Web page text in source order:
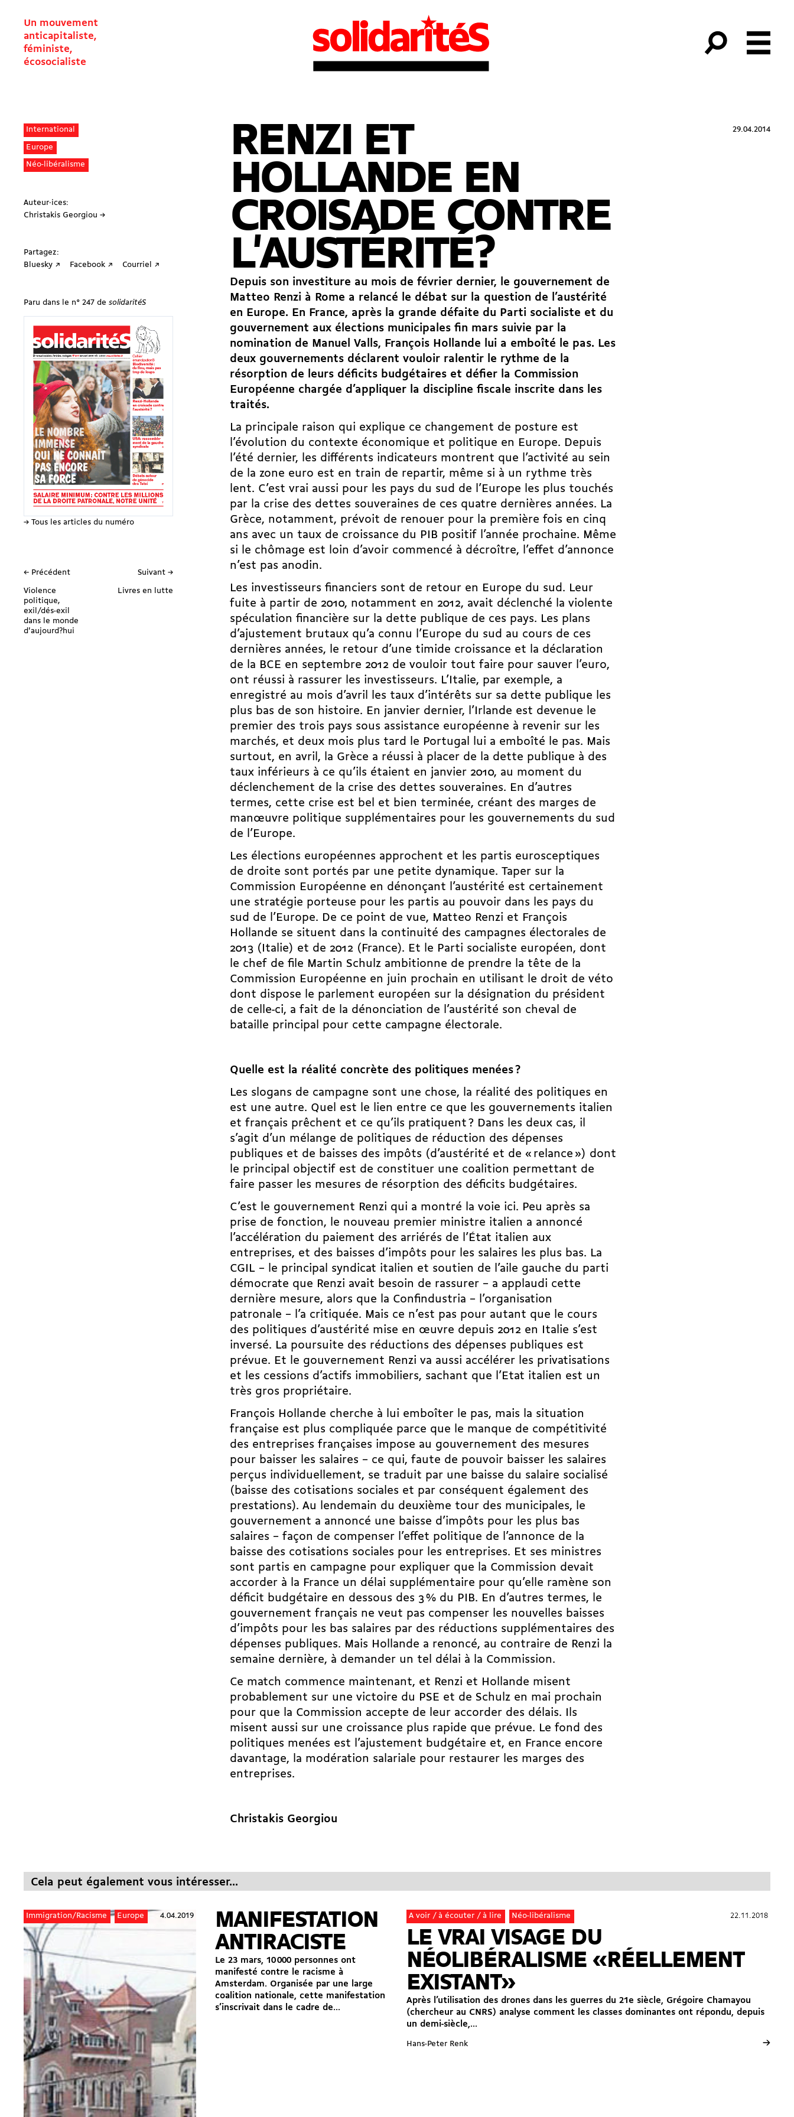
Un mouvement
anticapitaliste,
féministe,
écosocialiste
International
Europe
Néo-libéralisme
Auteur·ices:
Christakis Georgiou →
Partagez:
Bluesky ↗
Facebook ↗ Courriel ↗
Paru dans le n° 247 de solidaritéS
→ Tous les articles du numéro
← Précédent
Violence
politique,
exil/dés-exil
dans le monde
d'aujourd?hui
Suivant →
Livres en lutte
29.04.2014
RENZI ET
HOLLANDE EN
CROISADE CONTRE
L'AUSTÉRITÉ?
Depuis son investiture au mois de février dernier, le gouvernement de
Matteo Renzi à Rome a relancé le débat sur la question de l’austérité
en Europe. En France, après la grande défaite du Parti socialiste et du
gouvernement aux élections municipales fin mars suivie par la
nomination de Manuel Valls, François Hollande lui a emboîté le pas. Les
deux gouvernements déclarent vouloir ralentir le rythme de la
résorption de leurs déficits budgétaires et défier la Commission
Européenne chargée d’appliquer la discipline fiscale inscrite dans les
traités.
La principale raison qui explique ce changement de posture est
l’évolution du contexte économique et politique en Europe. Depuis
l’été dernier, les différents indicateurs montrent que l’activité au sein
de la zone euro est en train de repartir, même si à un rythme très
lent. C’est vrai aussi pour les pays du sud de l’Europe les plus touchés
par la crise des dettes souveraines de ces quatre dernières années. La
Grèce, notamment, prévoit de renouer pour la première fois en cinq
ans avec un taux de croissance du PIB positif l’année prochaine. Même
si le chômage est loin d’avoir commencé à décroître, l’effet d’annonce
n’est pas anodin.
Les investisseurs financiers sont de retour en Europe du sud. Leur
fuite à partir de 2010, notamment en 2012, avait déclenché la violente
spéculation financière sur la dette publique de ces pays. Les plans
d’ajustement brutaux qu’a connu l’Europe du sud au cours de ces
dernières années, le retour d’une timide croissance et la déclaration
de la BCE en septembre 2012 de vouloir tout faire pour sauver l’euro,
ont réussi à rassurer les investisseurs. L’Italie, par exemple, a
enregistré au mois d’avril les taux d’intérêts sur sa dette publique les
plus bas de son histoire. En janvier dernier, l’Irlande est devenue le
premier des trois pays sous assistance européenne à revenir sur les
marchés, et deux mois plus tard le Portugal lui a emboîté le pas. Mais
surtout, en avril, la Grèce a réussi à placer de la dette publique à des
taux inférieurs à ce qu’ils étaient en janvier 2010, au moment du
déclenchement de la crise des dettes souveraines. En d’autres
termes, cette crise est bel et bien terminée, créant des marges de
manœuvre politique supplémentaires pour les gouvernements du sud
de l’Europe.
Les élections européennes approchent et les partis eurosceptiques
de droite sont portés par une petite dynamique. Taper sur la
Commission Européenne en dénonçant l’austérité est certainement
une stratégie porteuse pour les partis au pouvoir dans les pays du
sud de l’Europe. De ce point de vue, Matteo Renzi et François
Hollande se situent dans la continuité des campagnes électorales de
2013 (Italie) et de 2012 (France). Et le Parti socialiste européen, dont
le chef de file Martin Schulz ambitionne de prendre la tête de la
Commission Européenne en juin prochain en utilisant le droit de véto
dont dispose le parlement européen sur la désignation du président
de celle-ci, a fait de la dénonciation de l’austérité son cheval de
bataille principal pour cette campagne électorale.
Quelle est la réalité concrète des politiques menées?
Les slogans de campagne sont une chose, la réalité des politiques en
est une autre. Quel est le lien entre ce que les gouvernements italien
et français prêchent et ce qu’ils pratiquent ? Dans les deux cas, il
s’agit d’un mélange de politiques de réduction des dépenses
publiques et de baisses des impôts (d’austérité et de « relance ») dont
le principal objectif est de constituer une coalition permettant de
faire passer les mesures de résorption des déficits budgétaires.
C’est le gouvernement Renzi qui a montré la voie ici. Peu après sa
prise de fonction, le nouveau premier ministre italien a annoncé
l’accélération du paiement des arriérés de l’État italien aux
entreprises, et des baisses d’impôts pour les salaires les plus bas. La
CGIL – le principal syndicat italien et soutien de l’aile gauche du parti
démocrate que Renzi avait besoin de rassurer – a applaudi cette
dernière mesure, alors que la Confindustria – l’organisation
patronale – l’a critiquée. Mais ce n’est pas pour autant que le cours
des politiques d’austérité mise en œuvre depuis 2012 en Italie s’est
inversé. La poursuite des réductions des dépenses publiques est
prévue. Et le gouvernement Renzi va aussi accélérer les privatisations
et les cessions d’actifs immobiliers, sachant que l’Etat italien est un
très gros propriétaire.
François Hollande cherche à lui emboîter le pas, mais la situation
française est plus compliquée parce que le manque de compétitivité
des entreprises françaises impose au gouvernement des mesures
pour baisser les salaires – ce qui, faute de pouvoir baisser les salaires
perçus individuellement, se traduit par une baisse du salaire socialisé
(baisse des cotisations sociales et par conséquent également des
prestations). Au lendemain du deuxième tour des municipales, le
gouvernement a annoncé une baisse d’impôts pour les plus bas
salaires – façon de compenser l’effet politique de l’annonce de la
baisse des cotisations sociales pour les entreprises. Et ses ministres
sont partis en campagne pour expliquer que la Commission devait
accorder à la France un délai supplémentaire pour qu’elle ramène son
déficit budgétaire en dessous des 3 % du PIB. En d’autres termes, le
gouvernement français ne veut pas compenser les nouvelles baisses
d’impôts pour les bas salaires par des réductions supplémentaires des
dépenses publiques. Mais Hollande a renoncé, au contraire de Renzi la
semaine dernière, à demander un tel délai à la Commission.
Ce match commence maintenant, et Renzi et Hollande misent
probablement sur une victoire du PSE et de Schulz en mai prochain
pour que la Commission accepte de leur accorder des délais. Ils
misent aussi sur une croissance plus rapide que prévue. Le fond des
politiques menées est l’ajustement budgétaire et, en France encore
davantage, la modération salariale pour restaurer les marges des
entreprises.
Christakis Georgiou
Cela peut également vous intéresser...
Immigration/Racisme Europe 4.04.2019
MANIFESTATION
ANTIRACISTE
Le 23 mars, 10 000 personnes ont
manifesté contre le racisme à
Amsterdam. Organisée par une large
coalition nationale, cette manifestation
s’inscrivait dans le cadre de...
22.11.2018
A voir / à écouter / à lire Néo-libéralisme 22.11.2018
LE VRAI VISAGE DU
NÉOLIBÉRALISME «RÉELLEMENT
EXISTANT»
Après l’utilisation des drones dans les guerres du 21e siècle, Grégoire Chamayou
(chercheur au CNRS) analyse comment les classes dominantes ont répondu, depuis
un demi-siècle,...
Hans-Peter Renk →